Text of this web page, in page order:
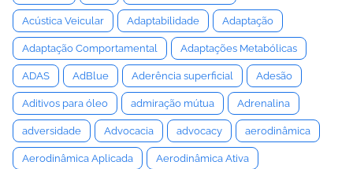
Acústica Veicular Adaptabilidade Adaptação
Adaptação Comportamental Adaptações Metabólicas
ADAS AdBlue Aderência superficial Adesão
Aditivos para óleo admiração mútua Adrenalina
adversidade Advocacia advocacy aerodinâmica
Aerodinâmica Aplicada Aerodinâmica Ativa